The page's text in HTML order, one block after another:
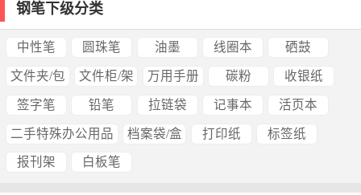
钢笔下级分类
中性笔 圆珠笔 油墨 线圈本 硒鼓
文件夹/包 文件柜/架 万用手册 碳粉 收银纸
签字笔 铅笔 拉链袋 记事本 活页本
二手特殊办公用品 档案袋/盒 打印纸 标签纸
报刊架 白板笔